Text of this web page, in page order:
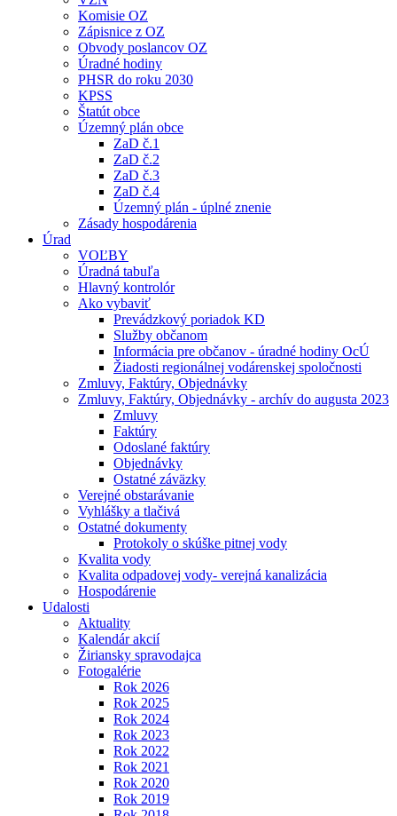
Komisie OZ
Zápisnice z OZ
Obvody poslancov OZ
Úradné hodiny
PHSR do roku 2030
KPSS
Štatút obce
Územný plán obce
ZaD č.1
ZaD č.2
ZaD č.3
ZaD č.4
Územný plán - úplné znenie
Zásady hospodárenia
Úrad
VOĽBY
Úradná tabuľa
Hlavný kontrolór
Ako vybaviť
Prevádzkový poriadok KD
Služby občanom
Informácia pre občanov - úradné hodiny OcÚ
Žiadosti regionálnej vodárenskej spoločnosti
Zmluvy, Faktúry, Objednávky
Zmluvy, Faktúry, Objednávky - archív do augusta 2023
Zmluvy
Faktúry
Odoslané faktúry
Objednávky
Ostatné záväzky
Verejné obstarávanie
Vyhlášky a tlačivá
Ostatné dokumenty
Protokoly o skúške pitnej vody
Kvalita vody
Kvalita odpadovej vody- verejná kanalizácia
Hospodárenie
Udalosti
Aktuality
Kalendár akcií
Žiriansky spravodajca
Fotogalérie
Rok 2026
Rok 2025
Rok 2024
Rok 2023
Rok 2022
Rok 2021
Rok 2020
Rok 2019